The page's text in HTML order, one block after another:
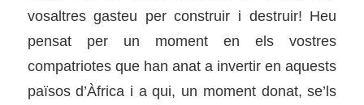
vosaltres gasteu per construir i destruir! Heu
pensat per un moment en els vostres
compatriotes que han anat a invertir en aquests
països d’Àfrica i a qui, un moment donat, se’ls